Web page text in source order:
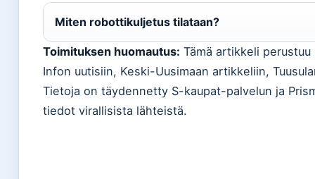
Miten robottikuljetus tilataan?
Toimituksen huomautus: Tämä artikkeli
Infon uutisiin, Keski-Uusimaan artikkeliin,
Tietoja on täydennetty S-kaupat-palvelun ja
tiedot virallisista lähteistä.